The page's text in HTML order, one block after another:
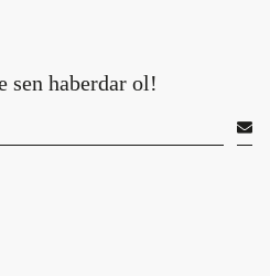
sen haberdar ol!